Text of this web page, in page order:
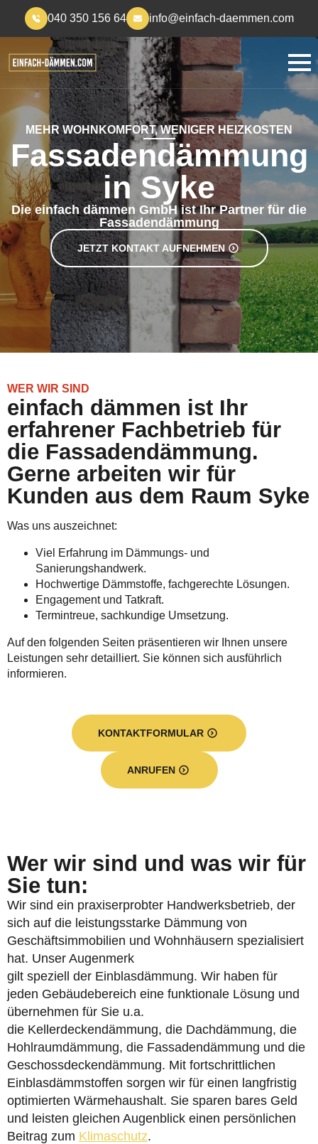
040 350 156 64 info@einfach-daemmen.com
MEHR WOHNKOMFORT, WENIGER HEIZKOSTEN
Fassadendämmung
in Syke
Die einfach dämmen GmbH ist Ihr Partner für die
Fassadendämmung
JETZT KONTAKT AUFNEHMEN
WER WIR SIND
einfach dämmen ist Ihr
erfahrener Fachbetrieb für
die Fassadendämmung.
Gerne arbeiten wir für
Kunden aus dem Raum Syke
Was uns auszeichnet:
Viel Erfahrung im Dämmungs- und
Sanierungshandwerk.
Hochwertige Dämmstoffe, fachgerechte Lösungen.
Engagement und Tatkraft.
Termintreue, sachkundige Umsetzung.
Auf den folgenden Seiten präsentieren wir Ihnen unsere
Leistungen sehr detailliert. Sie können sich ausführlich
informieren.
KONTAKTFORMULAR
ANRUFEN
Wer wir sind und was wir für
Sie tun:
Wir sind ein praxiserprobter Handwerksbetrieb, der
sich auf die leistungsstarke Dämmung von
Geschäftsimmobilien und Wohnhäusern spezialisiert
hat. Unser Augenmerk
gilt speziell der Einblasdämmung. Wir haben für
jeden Gebäudebereich eine funktionale Lösung und
übernehmen für Sie u.a.
die Kellerdeckendämmung, die Dachdämmung, die
Hohlraumdämmung, die Fassadendämmung und die
Geschossdeckendämmung. Mit fortschrittlichen
Einblasdämmstoffen sorgen wir für einen langfristig
optimierten Wärmehaushalt. Sie sparen bares Geld
und leisten gleichen Augenblick einen persönlichen
Beitrag zum Klimaschutz.